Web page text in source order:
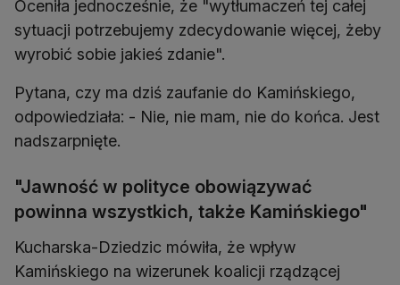
Oceniła jednocześnie, że "wytłumaczeń tej całej
sytuacji potrzebujemy zdecydowanie więcej, żeby
wyrobić sobie jakieś zdanie".
Pytana, czy ma dziś zaufanie do Kamińskiego,
odpowiedziała: - Nie, nie mam, nie do końca. Jest
nadszarpnięte.
"Jawność w polityce obowiązywać
powinna wszystkich, także Kamińskiego"
Kucharska-Dziedzic mówiła, że wpływ
Kamińskiego na wizerunek koalicji rządzącej